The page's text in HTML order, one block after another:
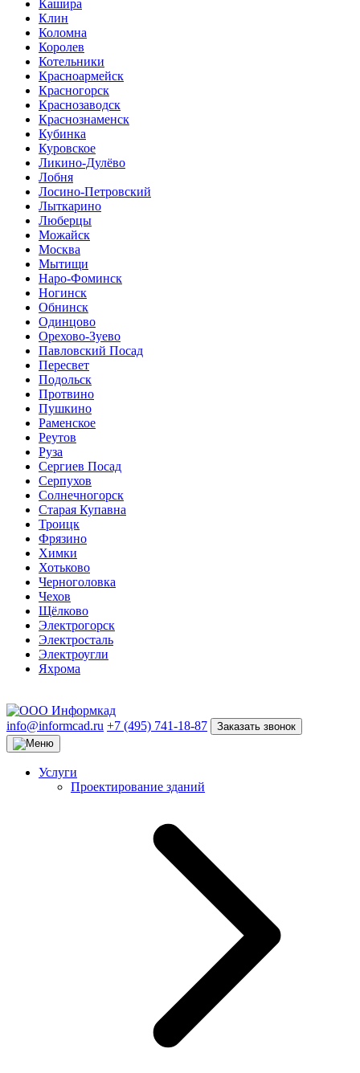
Кашира
Клин
Коломна
Королев
Котельники
Красноармейск
Красногорск
Краснозаводск
Краснознаменск
Кубинка
Куровское
Ликино-Дулёво
Лобня
Лосино-Петровский
Лыткарино
Люберцы
Можайск
Москва
Мытищи
Наро-Фоминск
Ногинск
Обнинск
Одинцово
Орехово-Зуево
Павловский Посад
Пересвет
Подольск
Протвино
Пушкино
Раменское
Реутов
Руза
Сергиев Посад
Серпухов
Солнечногорск
Старая Купавна
Троицк
Фрязино
Химки
Хотьково
Черноголовка
Чехов
Щёлково
Электрогорск
Электросталь
Электроугли
Яхрома
info@informcad.ru +7 (495) 741-18-87 Заказать звонок
Услуги
Проектирование зданий